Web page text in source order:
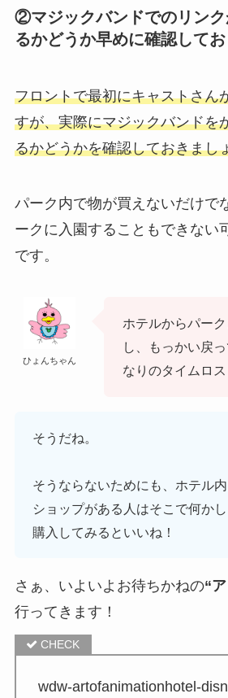
②マジックバンドでのリン
るかどうか早めに確認してお
フロントで最初にキャストさん
すが、実際にマジックバンドを
るかどうかを確認しておきまし
パーク内で物が買えないだけで
ークに入園することもできない
です。
ひょんちゃん
ホテルからパー
し、もっかい戻
なりのタイムロス
そうだね。
そうならないためにも、 ホテル
ショップがある人はそこで何か
購入してみるといいね！
さぁ、いよいよお待ちかねの“
行ってきます！
wdw-artofanimationhotel-